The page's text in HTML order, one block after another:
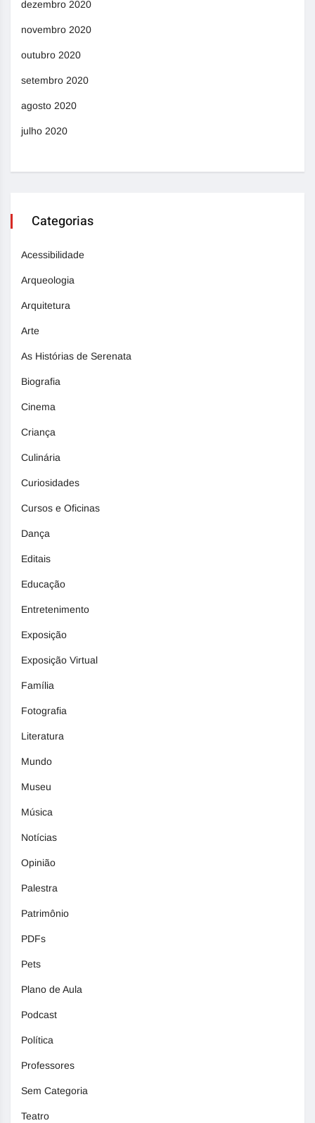
dezembro 2020
novembro 2020
outubro 2020
setembro 2020
agosto 2020
julho 2020
Categorias
Acessibilidade
Arqueologia
Arquitetura
Arte
As Histórias de Serenata
Biografia
Cinema
Criança
Culinária
Curiosidades
Cursos e Oficinas
Dança
Editais
Educação
Entretenimento
Exposição
Exposição Virtual
Família
Fotografia
Literatura
Mundo
Museu
Música
Notícias
Opinião
Palestra
Patrimônio
PDFs
Pets
Plano de Aula
Podcast
Política
Professores
Sem Categoria
Teatro